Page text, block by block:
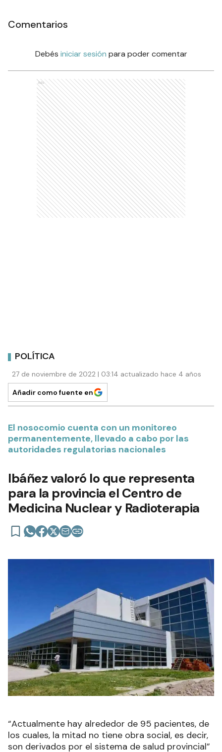
Comentarios
Debés iniciar sesión para poder comentar
Ads
POLÍTICA
27 de noviembre de 2022 | 03:14 actualizado hace 4 años
Añadir como fuente en
El nosocomio cuenta con un monitoreo
permanentemente, llevado a cabo por las
autoridades regulatorias nacionales
Ibáñez valoró lo que representa
para la provincia el Centro de
Medicina Nuclear y Radioterapia
“Actualmente hay alrededor de 95 pacientes, de
los cuales, la mitad no tiene obra social, es decir,
son derivados por el sistema de salud provincial”